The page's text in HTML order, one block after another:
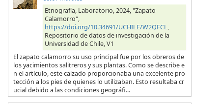
Etnografía, Laboratorio, 2024, "Zapato
Calamorro",
https://doi.org/10.34691/UCHILE/W2QFCL,
Repositorio de datos de investigación de la
Universidad de Chile, V1
El zapato calamorro su uso principal fue por los obreros de
los yacimientos salitreros y sus plantas. Como se describe e
n el artículo, este calzado proporcionaba una excelente pro
tección a los pies de quienes lo utilizaban. Esto resultaba cr
ucial debido a las condiciones geográfi...